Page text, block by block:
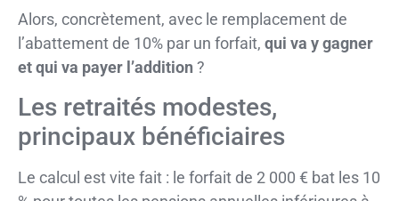
Alors, concrètement, avec le remplacement de
l’abattement de 10% par un forfait, qui va y gagner
et qui va payer l’addition ?
Les retraités modestes,
principaux bénéficiaires
Le calcul est vite fait : le forfait de 2 000 € bat les 10